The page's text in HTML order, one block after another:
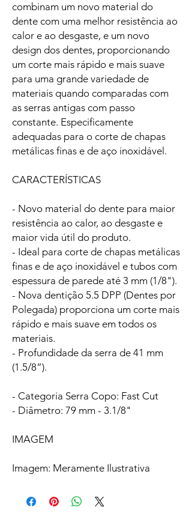
combinam um novo material do
dente com uma melhor resistência ao
calor e ao desgaste, e um novo
design dos dentes, proporcionando
um corte mais rápido e mais suave
para uma grande variedade de
materiais quando comparadas com
as serras antigas com passo
constante. Especificamente
adequadas para o corte de chapas
metálicas finas e de aço inoxidável.
CARACTERÍSTICAS
- Novo material do dente para maior
resistência ao calor, ao desgaste e
maior vida útil do produto.
- Ideal para corte de chapas metálicas
finas e de aço inoxidável e tubos com
espessura de parede até 3 mm (1/8").
- Nova dentição 5.5 DPP (Dentes por
Polegada) proporciona um corte mais
rápido e mais suave em todos os
materiais.
- Profundidade da serra de 41 mm
(1.5/8”).
- Categoria Serra Copo: Fast Cut
- Diâmetro: 79 mm - 3.1/8"
IMAGEM
Imagem: Meramente Ilustrativa